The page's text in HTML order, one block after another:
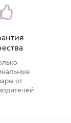
от